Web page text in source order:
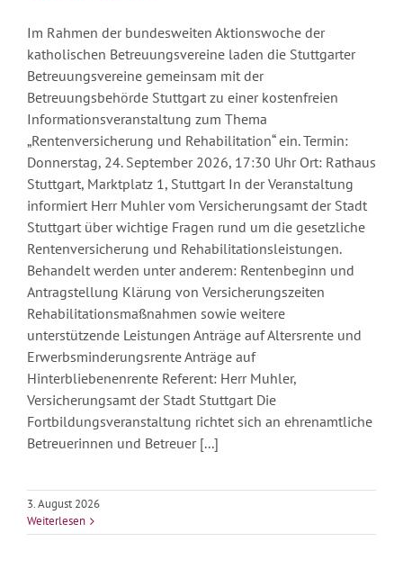
Im Rahmen der bundesweiten Aktionswoche der
katholischen Betreuungsvereine laden die Stuttgarter
Betreuungsvereine gemeinsam mit der
Betreuungsbehörde Stuttgart zu einer kostenfreien
Informationsveranstaltung zum Thema
„Rentenversicherung und Rehabilitation“ ein. Termin:
Donnerstag, 24. September 2026, 17:30 Uhr Ort: Rathaus
Stuttgart, Marktplatz 1, Stuttgart In der Veranstaltung
informiert Herr Muhler vom Versicherungsamt der Stadt
Stuttgart über wichtige Fragen rund um die gesetzliche
Rentenversicherung und Rehabilitationsleistungen.
Behandelt werden unter anderem: Rentenbeginn und
Antragstellung Klärung von Versicherungszeiten
Rehabilitationsmaßnahmen sowie weitere
unterstützende Leistungen Anträge auf Altersrente und
Erwerbsminderungsrente Anträge auf
Hinterbliebenenrente Referent: Herr Muhler,
Versicherungsamt der Stadt Stuttgart Die
Fortbildungsveranstaltung richtet sich an ehrenamtliche
Betreuerinnen und Betreuer [...]
3. August 2026
Weiterlesen